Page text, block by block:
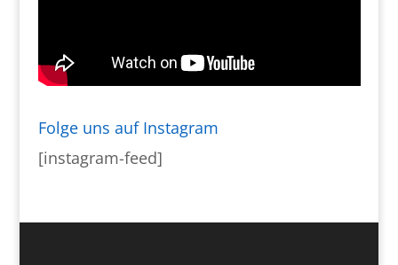
Folge uns auf Instagram
[instagram-feed]